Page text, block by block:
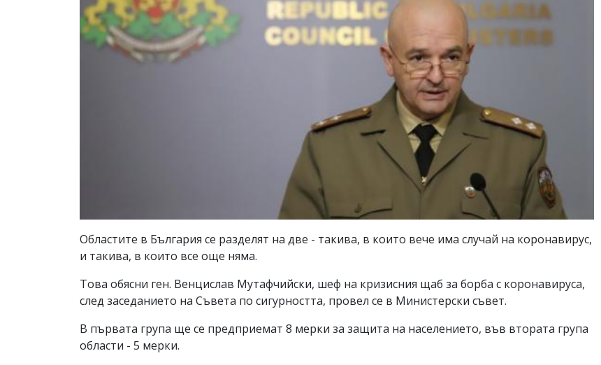
Областите в България се разделят на две - такива, в които вече има случай на коронавирус,
и такива, в които все още няма.
Това обясни ген. Венцислав Мутафчийски, шеф на кризисния щаб за борба с коронавируса,
след заседанието на Съвета по сигурността, провел се в Министерски съвет.
В първата група ще се предприемат 8 мерки за защита на населението, във втората група
области - 5 мерки.